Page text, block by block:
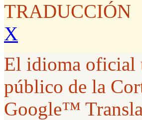
TRADUCCIÓN
X
El idioma oficial
público de la
Google™